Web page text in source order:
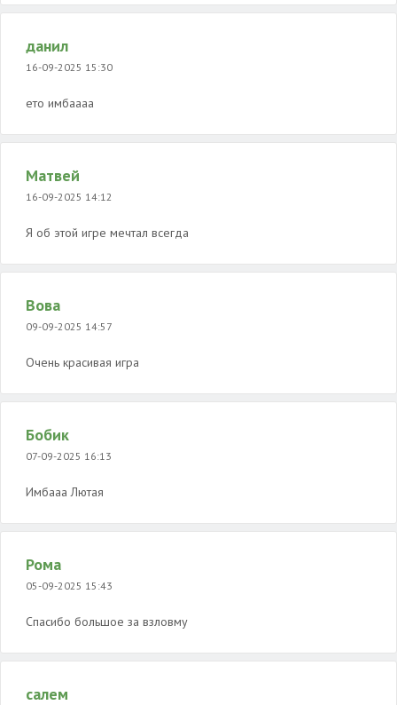
данил
16-09-2025 15:30
ето имбаааа
Матвей
16-09-2025 14:12
Я об этой игре мечтал всегда
Вова
09-09-2025 14:57
Очень красивая игра
Бобик
07-09-2025 16:13
Имбааа Лютая
Рома
05-09-2025 15:43
Спасибо большое за взловму
салем